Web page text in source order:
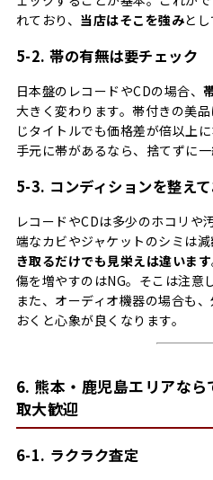
れており、 当店はそこを強みとし
5-2. 帯の有無は要チェック
日本盤のレコードやCDの場合、
大きく変わります。帯付きの美
じタイトルでも価格差が倍以上
手元に帯があるなら、捨てずに
5-3. コンディションを整え
レコードやCDは多少のホコリや
端なカビやジャケットのシミは
き取るだけでも見栄えは違います
傷を増やすのはNG。そこは注意
また、オーディオ機器の場合も
おくと心象が良くなります。
6. 熊本・鹿児島エリアな
取大歓迎
6-1. ラクラク査定